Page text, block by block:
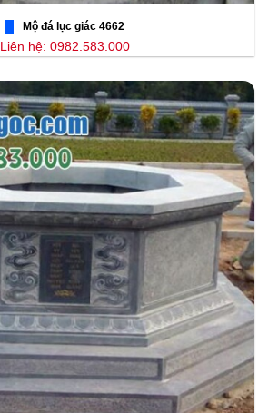
Mộ đá lục giác 4662
Liên hệ: 0982.583.000